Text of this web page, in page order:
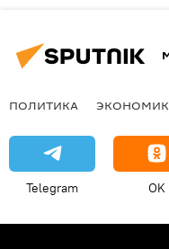
ПОЛИТИКА
Telegram OK